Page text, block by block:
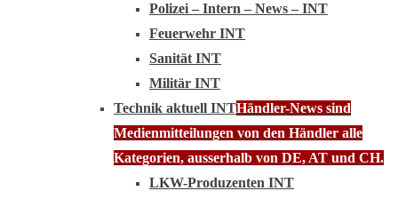
Polizei – Intern – News – INT
Feuerwehr INT
Sanität INT
Militär INT
Technik aktuell INTHändler-News sind
Medienmitteilungen von den Händler alle
Kategorien, ausserhalb von DE, AT und CH.
LKW-Produzenten INT